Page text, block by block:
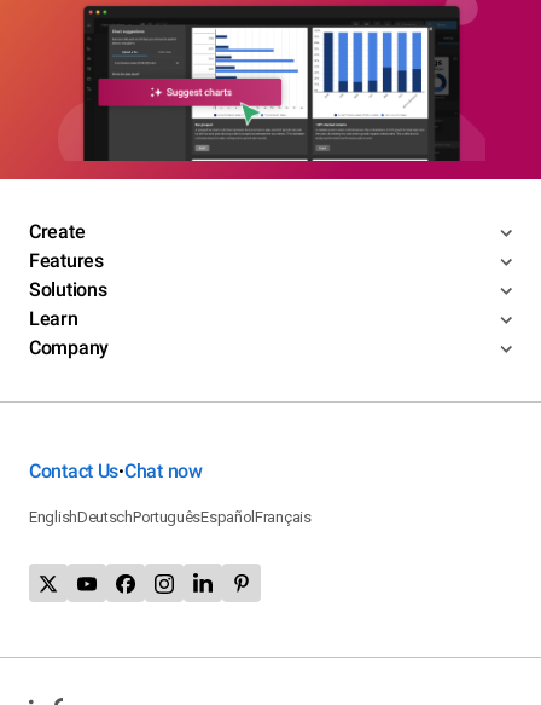
Create
Features
Solutions
Learn
Company
Contact Us•Chat now
EnglishDeutschPortuguêsEspañolFrançais